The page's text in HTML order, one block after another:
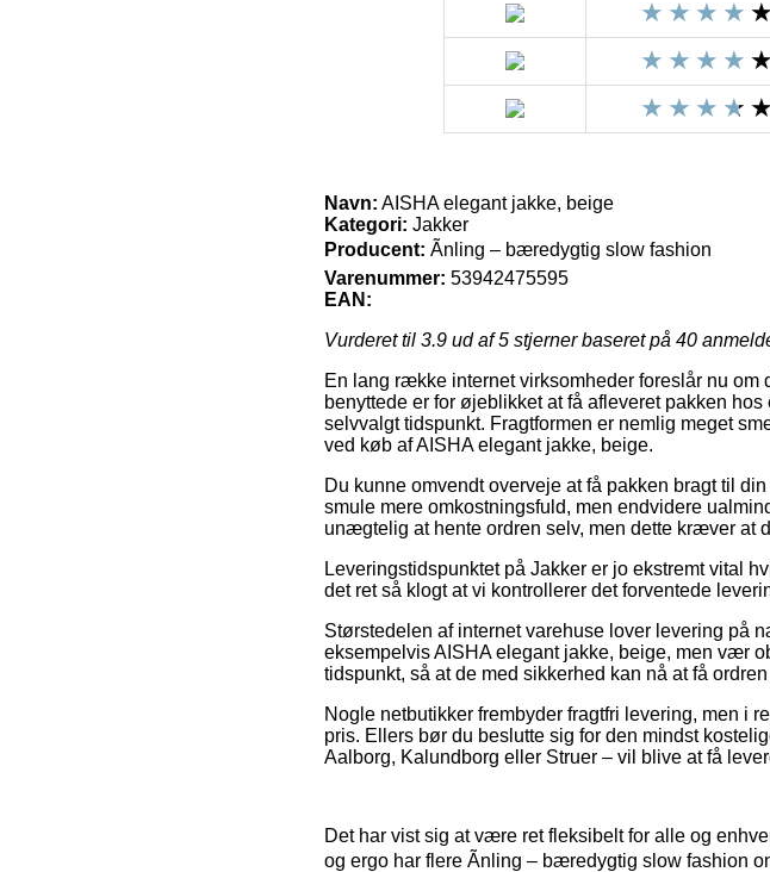
Navn: AISHA elegant jakke, beige
Kategori: Jakker
Producent: Ãnling – bæredygtig slow fashion
Varenummer: 53942475595
EAN:
Vurderet til 3.9 ud af 5 stjerner baseret på 40
En lang række internet virksomheder foreslår nu
benyttede er for øjeblikket at få afleveret pakken
selvvalgt tidspunkt. Fragtformen er nemlig meget
ved køb af AISHA elegant jakke, beige.
Du kunne omvendt overveje at få pakken bragt til
smule mere omkostningsfuld, men endvidere
unægtelig at hente ordren selv, men dette kræver at
Leveringstidspunktet på Jakker er jo ekstremt vital
det ret så klogt at vi kontrollerer det forventede
Størstedelen af internet varehuse lover levering på
eksempelvis AISHA elegant jakke, beige, men vær
tidspunkt, så at de med sikkerhed kan nå at få
Nogle netbutikker frembyder fragtfri levering, men i
pris. Ellers bør du beslutte sig for den mindst
Aalborg, Kalundborg eller Struer – vil blive at få
Det har vist sig at være ret fleksibelt for alle og
og ergo har flere Ãnling – bæredygtig slow fashion